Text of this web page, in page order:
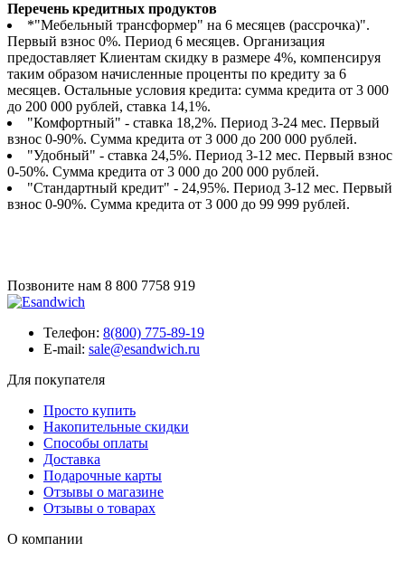
Перечень кредитных продуктов
*"Мебельный трансформер" на 6 месяцев (рассрочка)".
Первый взнос 0%. Период 6 месяцев. Организация
предоставляет Клиентам скидку в размере 4%, компенсируя
таким образом начисленные проценты по кредиту за 6
месяцев. Остальные условия кредита: сумма кредита от 3 000
до 200 000 рублей, ставка 14,1%.
"Комфортный" - ставка 18,2%. Период 3-24 мес. Первый
взнос 0-90%. Сумма кредита от 3 000 до 200 000 рублей.
"Удобный" - ставка 24,5%. Период 3-12 мес. Первый взнос
0-50%. Сумма кредита от 3 000 до 200 000 рублей.
"Стандартный кредит" - 24,95%. Период 3-12 мес. Первый
взнос 0-90%. Сумма кредита от 3 000 до 99 999 рублей.
Позвоните нам 8 800 7758 919
Телефон: 8(800) 775-89-19
E-mail: sale@esandwich.ru
Для покупателя
Просто купить
Накопительные скидки
Способы оплаты
Доставка
Подарочные карты
Отзывы о магазине
Отзывы о товарах
О компании